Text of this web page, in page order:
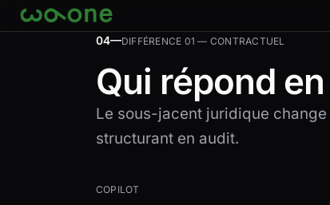
Aller à la carte
04—DIFFÉRENCE 01 — CONTRACTUEL
Qui répond
Le sous-jacent juridique
structurant en audit.
COPILOT